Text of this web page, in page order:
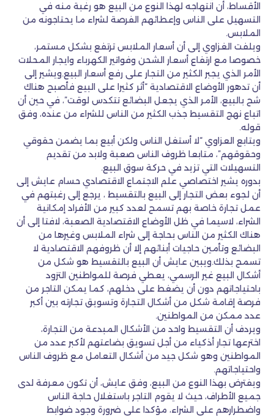
الأقساط، أن انتهاجه لهذا النوع من البيع هو رغبة منه في
التسهيل على الناس وإعطائهم الفرصة لشراء ما يحتاجونه من
الملابس.
ويلفت الغزاوي إلى أن أسعار الملابس ترتفع بشكل مستمر،
خصوصا مع ارتفاع أسعار الشحن وفواتير الكهرباء وايجار المحلات
الأمر الذي يجبر الكثير من التجار على رفع أسعار البيع.ويشير إلى
أن تدهور الأوضاع الاقتصادية “أثر كثيرا على البيع فأصبح هناك
شح بالبيع، الأمر الذي يجعل البضائع تتكدس لوقت”، في حين أن
اتباع نهج التقسيط جذب الكثير من الناس للشراء من عنده، وفق
قوله.
ويتابع العزاوي “لا أستغل الناس ولكن أبيع بما يضمن حقوقي
وحقوقهم”، متابعا ظروف الناس صعبة ولابد من تقديم
التسهيلات التي تزيد في حركة سوق البيع.
بدوره يشير اختصاصي علم الاجتماع الاقتصادي حسام عايش إلى
أن لجوء بعض التجار إلى البيع بالتقسيط ، يرجع إلى رغبتهم في
عمل تجارة خاصة بهم تسمح لعدد كبير من الأفراد إمكانية
الشراء، لاسيما في ظل الأوضاع الاقتصادية الصعبة، لافتا إلى أن
هناك الكثير من الناس بحاجة إلى شراء الملابس وغيرها من
البضائع وتأمين حاجيات أبنائهم إلا أن ظروفهم الاقتصادية لا
تسمح بذلك.ويبين عايش أن البيع بالتقسيط هو شكل من
أشكال البيع غير الرسمي، يعطي فرصة للمواطنين التزود
باحتياجاتهم دون أن يضغط على دخلهم، كما يمكن التاجر من
فرصة إقامة شكل من أشكال التجارة وتسويق تجارته بين أكبر
عدد ممكن من المواطنين.
ويردف أن التقسيط واحد من الأشكال المبدعة من التجارة،
اخترعها تجار أذكياء من أجل تسويق بضاعتهم لأكبر عدد من
المواطنين وهو شكل جيد من أشكال التعامل مع ظروف الناس
واحتياجاتهم.
ويفترض بهذا النوع من البيع، وفق عايش، أن تكون معرفة لدى
جميع الأطراف، حيث لا يقوم التاجر باستغلال حاجة الناس
واضطرارهم على الشراء، مؤكدا على ضرورة وجود ضوابط